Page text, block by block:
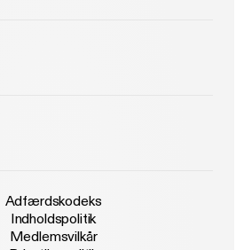
Adfærdskodeks
Indholdspolitik
Medlemsvilkår